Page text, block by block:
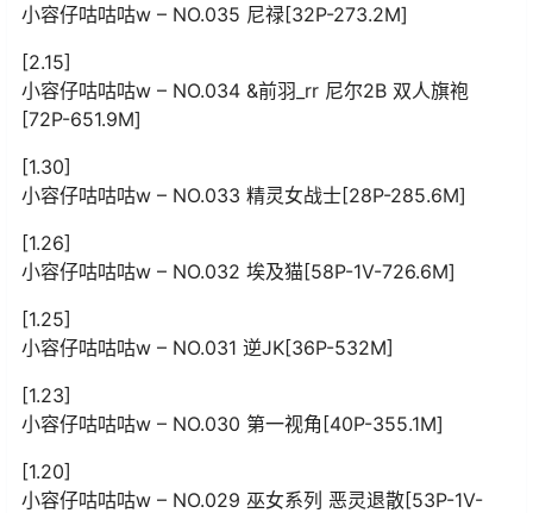
小容仔咕咕咕w – NO.035 尼禄[32P-273.2M]
[2.15]
小容仔咕咕咕w – NO.034 &前羽_rr 尼尔2B 双人旗袍
[72P-651.9M]
[1.30]
小容仔咕咕咕w – NO.033 精灵女战士[28P-285.6M]
[1.26]
小容仔咕咕咕w – NO.032 埃及猫[58P-1V-726.6M]
[1.25]
小容仔咕咕咕w – NO.031 逆JK[36P-532M]
[1.23]
小容仔咕咕咕w – NO.030 第一视角[40P-355.1M]
[1.20]
小容仔咕咕咕w – NO.029 巫女系列 恶灵退散[53P-1V-